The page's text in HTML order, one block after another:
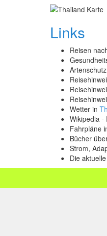
Links
Reisen
Wetter in
Wikipedia -
Fahrpläne
Bücher
Strom,
Die